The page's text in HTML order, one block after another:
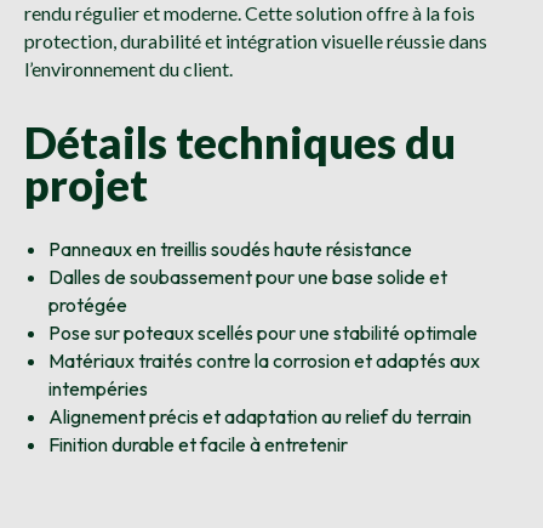
rendu régulier et moderne. Cette solution offre à la fois
protection, durabilité et intégration visuelle réussie dans
l’environnement du client.
Détails techniques du
projet
Panneaux en treillis soudés haute résistance
Dalles de soubassement pour une base solide et
protégée
Pose sur poteaux scellés pour une stabilité optimale
Matériaux traités contre la corrosion et adaptés aux
intempéries
Alignement précis et adaptation au relief du terrain
Finition durable et facile à entretenir